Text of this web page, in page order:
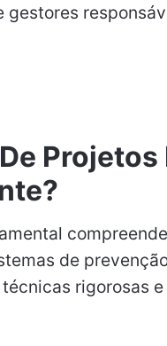
Projetos
de
rigorosas